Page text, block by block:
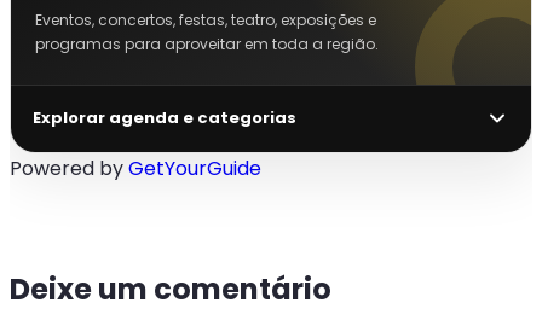
Eventos, concertos, festas, teatro, exposições e
programas para aproveitar em toda a região.
Explorar agenda e categorias
Powered byGetYourGuide
Deixe um comentário